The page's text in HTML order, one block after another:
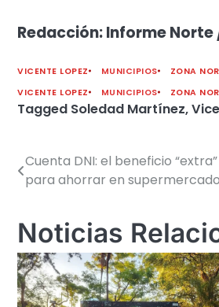
Redacción: Informe Norte
VICENTE LOPEZ MUNICIPIOS
ZONA
VICENTE LOPEZ
MUNICIPIOS ZONA
Tagged Soledad Martínez,
Navegación
de
entradas
Cuenta DNI: el beneficio
para ahorrar en
Noticias